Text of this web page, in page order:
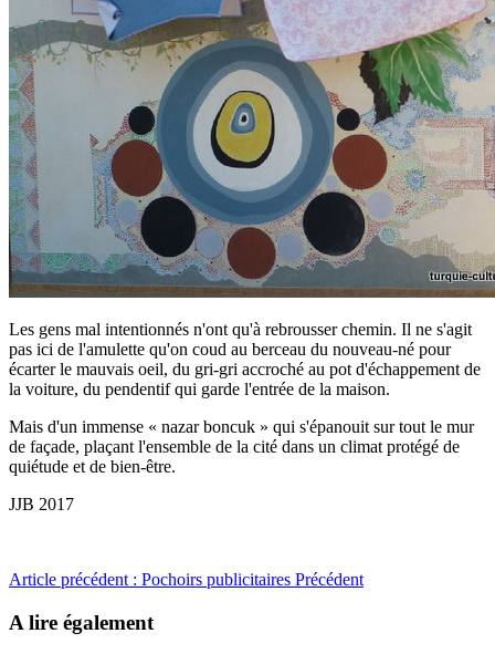
Les gens mal intentionnés n'ont qu'à rebrousser chemin. Il ne s'agit
pas ici de l'amulette qu'on coud au berceau du nouveau-né pour
écarter le mauvais oeil, du gri-gri accroché au pot d'échappement de
la voiture, du pendentif qui garde l'entrée de la maison.
Mais d'un immense « nazar boncuk » qui s'épanouit sur tout le mur
de façade, plaçant l'ensemble de la cité dans un climat protégé de
quiétude et de bien-être.
JJB 2017
Article précédent : Pochoirs publicitaires Précédent
A lire également